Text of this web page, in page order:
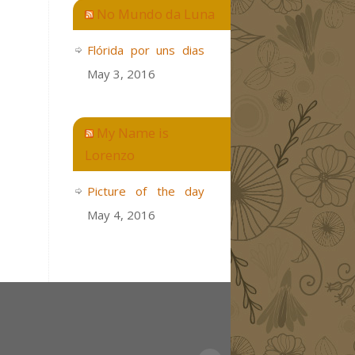
No Mundo da Luna
Flórida por uns dias
May 3, 2016
My Name is
Lorenzo
Picture of the day
May 4, 2016